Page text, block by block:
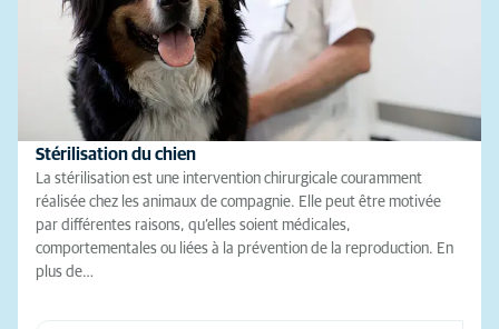
Stérilisation du chien
La stérilisation est une intervention chirurgicale couramment
réalisée chez les animaux de compagnie. Elle peut être motivée
par différentes raisons, qu’elles soient médicales,
comportementales ou liées à la prévention de la reproduction. En
plus de…